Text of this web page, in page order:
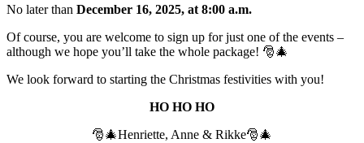
No later than December 16, 2025, at 8:00 a.m.
Of course, you are welcome to sign up for just one of the events –
although we hope you’ll take the whole package! 🎅🎄
We look forward to starting the Christmas festivities with you!
HO HO HO
🎅🎄Henriette, Anne & Rikke🎅🎄